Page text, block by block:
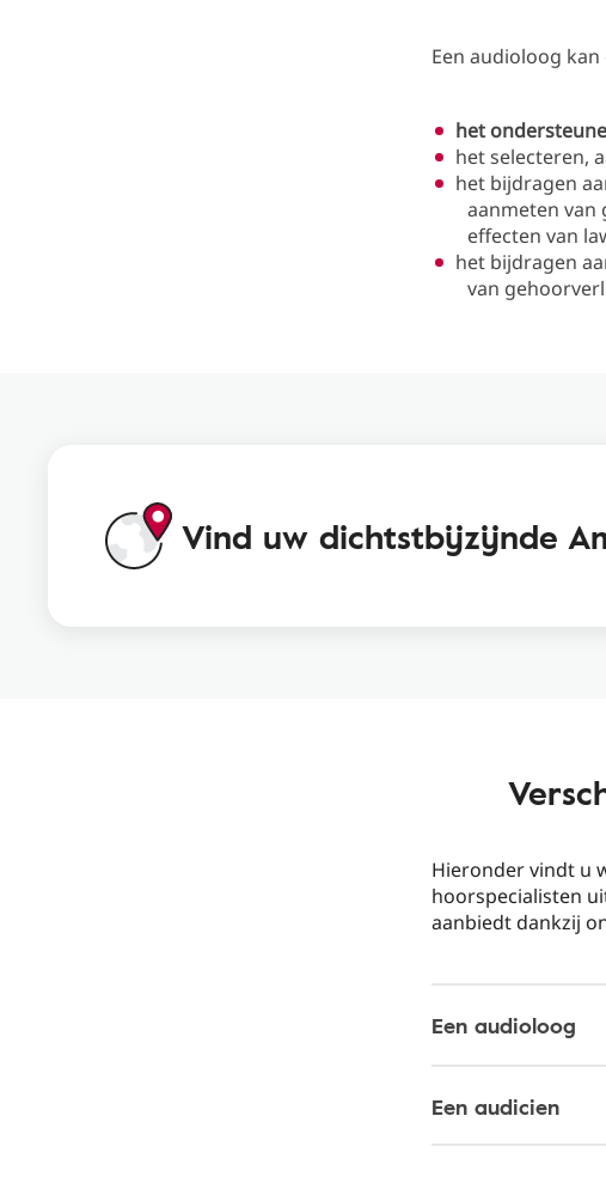
Een audioloog
het
het selecteren,
het bijdragen
aanmeten van
effecten van
het bijdragen
van
Vind uw dichtstbijzijnde
Hieronder vindt u
hoorspecialisten
aanbiedt dankzij
Een audioloog
Een audicien